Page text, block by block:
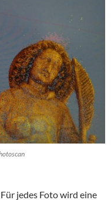
jedes Foto wird eine